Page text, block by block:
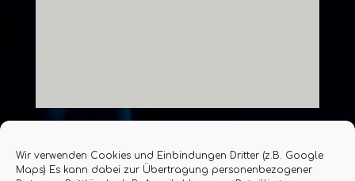
Wir verwenden Cookies und Einbindungen Dritter (z.B. Google
Maps) Es kann dabei zur Übertragung personenbezogener